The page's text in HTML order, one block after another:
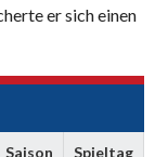
er sich einen
Saison Spieltag